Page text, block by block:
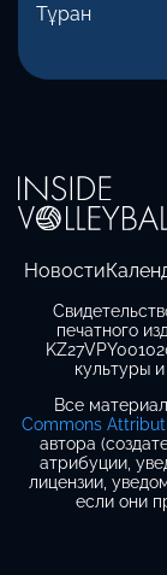
Тұран
Новости
печатного
культуры
Все
Commons
автора
атрибуции,
лицензии,
если они